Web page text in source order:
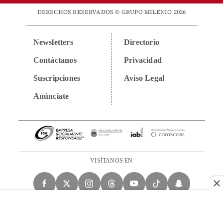
DERECHOS RESERVADOS © GRUPO MILENIO 2026
Newsletters
Contáctanos
Suscripciones
Anúnciate
Directorio
Privacidad
Aviso Legal
VISÍTANOS EN